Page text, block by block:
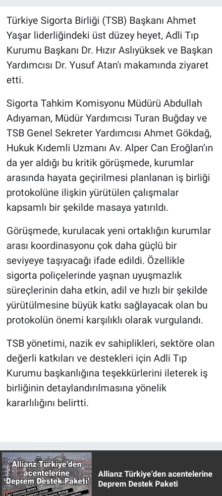
Türkiye Sigorta Birliği (TSB) Başkanı Ahmet
Yaşar liderliğindeki üst düzey heyet, Adli Tıp
Kurumu Başkanı Dr. Hızır Aslıyüksek ve Başkan
Yardımcısı Dr. Yusuf Atan'ı makamında ziyaret
etti.
Sigorta Tahkim Komisyonu Müdürü Abdullah
Adıyaman, Müdür Yardımcısı Turan Buğday ve
TSB Genel Sekreter Yardımcısı Ahmet Gökdağ,
Hukuk Kıdemli Uzmanı Av. Alper Can Eroğlan’ın
da yer aldığı bu kritik görüşmede, kurumlar
arasında hayata geçirilmesi planlanan iş birliği
protokolüne ilişkin yürütülen çalışmalar
kapsamlı bir şekilde masaya yatırıldı.
Görüşmede, kurulacak yeni ortaklığın kurumlar
arası koordinasyonu çok daha güçlü bir
seviyeye taşıyacağı ifade edildi. Özellikle
sigorta poliçelerinde yaşnan uyuşmazlık
süreçlerinin daha etkin, adil ve hızlı bir şekilde
yürütülmesine büyük katkı sağlayacak olan bu
protokolün önemi karşılıklı olarak vurgulandı.
TSB yönetimi, nazik ev sahiplikleri, sektöre olan
değerli katkıları ve destekleri için Adli Tıp
Kurumu başkanlığına teşekkürlerini ileterek iş
birliğinin detaylandırılmasına yönelik
kararlılığını belirtti.
Allianz Türkiye’den acentelerine
Deprem Destek Paketi